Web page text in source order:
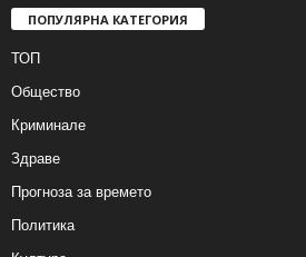
ПОПУЛЯРНА КАТЕГОРИЯ
ТОП
Общество
Криминале
Здраве
Прогноза за времето
Политика